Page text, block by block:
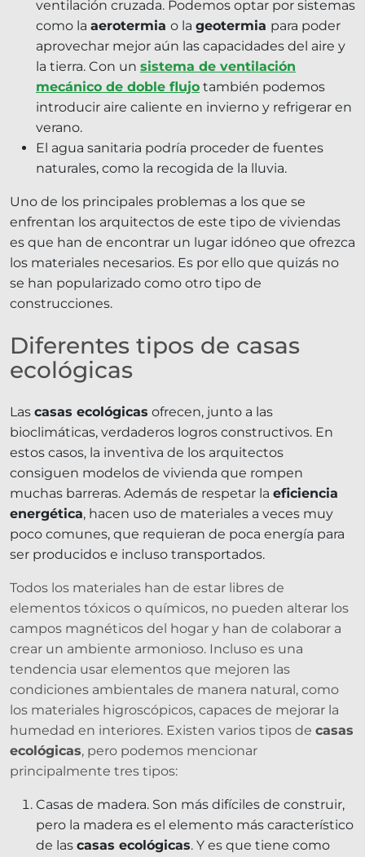
ventilación cruzada. Podemos optar por sistemas
como la aerotermia o la geotermia para poder
aprovechar mejor aún las capacidades del aire y
la tierra. Con un sistema de ventilación
mecánico de doble flujo también podemos
introducir aire caliente en invierno y refrigerar en
verano.
El agua sanitaria podría proceder de fuentes
naturales, como la recogida de la lluvia.
Uno de los principales problemas a los que se
enfrentan los arquitectos de este tipo de viviendas
es que han de encontrar un lugar idóneo que ofrezca
los materiales necesarios. Es por ello que quizás no
se han popularizado como otro tipo de
construcciones.
Diferentes tipos de casas
ecológicas
Las casas ecológicas ofrecen, junto a las
bioclimáticas, verdaderos logros constructivos. En
estos casos, la inventiva de los arquitectos
consiguen modelos de vivienda que rompen
muchas barreras. Además de respetar la eficiencia
energética, hacen uso de materiales a veces muy
poco comunes, que requieran de poca energía para
ser producidos e incluso transportados.
Todos los materiales han de estar libres de
elementos tóxicos o químicos, no pueden alterar los
campos magnéticos del hogar y han de colaborar a
crear un ambiente armonioso. Incluso es una
tendencia usar elementos que mejoren las
condiciones ambientales de manera natural, como
los materiales higroscópicos, capaces de mejorar la
humedad en interiores. Existen varios tipos de casas
ecológicas, pero podemos mencionar
principalmente tres tipos:
Casas de madera. Son más difíciles de construir,
pero la madera es el elemento más característico
de las casas ecológicas. Y es que tiene como